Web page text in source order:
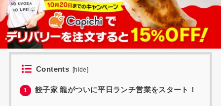
Contents [hide]
1 餃子家 龍がついに平日ランチ営業をスタート！